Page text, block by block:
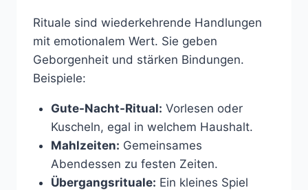
Rituale sind wiederkehrende Handlungen
mit emotionalem Wert. Sie geben
Geborgenheit und stärken Bindungen.
Beispiele:
Gute-Nacht-Ritual: Vorlesen oder
Kuscheln, egal in welchem Haushalt.
Mahlzeiten: Gemeinsames
Abendessen zu festen Zeiten.
Übergangsrituale: Ein kleines Spiel